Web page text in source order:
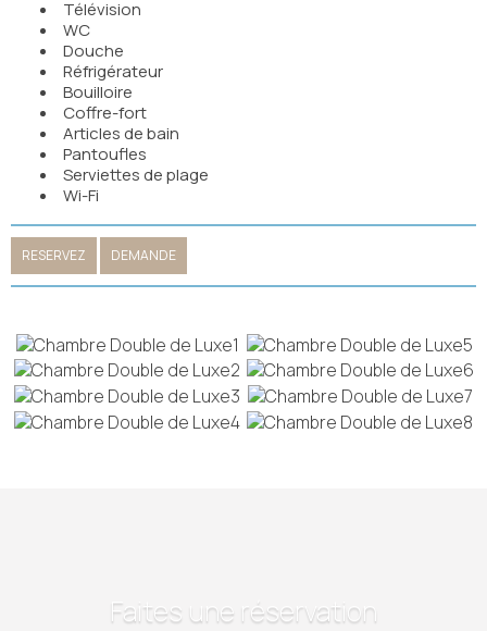
Télévision
WC
Douche
Réfrigérateur
Bouilloire
Coffre-fort
Articles de bain
Pantoufles
Serviettes de plage
Wi-Fi
RESERVEZ DEMANDE
Faites une réservation